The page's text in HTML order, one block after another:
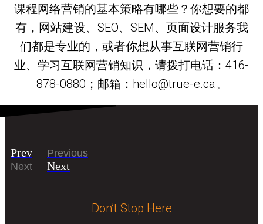
课程网络营销的基本策略有哪些？你想要的都
有，网站建设、SEO、SEM、页面设计服务我
们都是专业的，或者你想从事互联网营销行
业、学习互联网营销知识，请拨打电话：416-
878-0880；邮箱：hello@true-e.ca。
Prev
Previous
Next
Next
Don’t Stop Here